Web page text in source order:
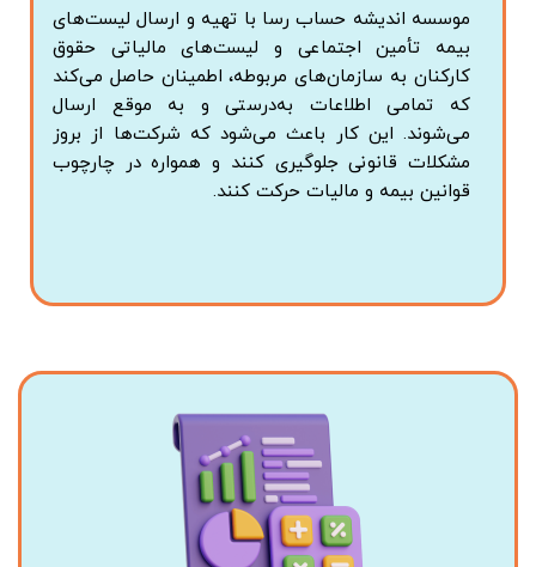
موسسه اندیشه حساب رسا با تهیه و ارسال لیست‌های
بیمه تأمین اجتماعی و لیست‌های مالیاتی حقوق
کارکنان به سازمان‌های مربوطه، اطمینان حاصل می‌کند
که تمامی اطلاعات به‌درستی و به موقع ارسال
می‌شوند. این کار باعث می‌شود که شرکت‌ها از بروز
مشکلات قانونی جلوگیری کنند و همواره در چارچوب
قوانین بیمه و مالیات حرکت کنند.